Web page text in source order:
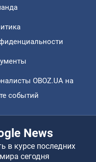
OBOZ.UA на
событий
News
в курсе последних
сегодня